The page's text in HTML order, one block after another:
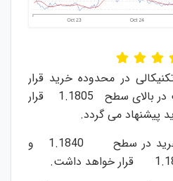
در محدوده خرید قرار
داریم و تا زمانی که قیمت در بالای سطح 1.1805 قرار
پیشنهاد می گردد.
حد سود پوزیشن های خرید در سطح 1.1840 و